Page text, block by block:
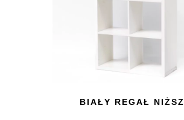
BIAŁY REGAŁ